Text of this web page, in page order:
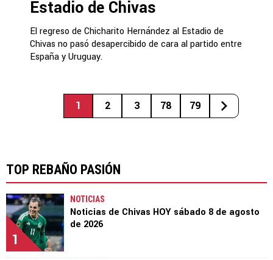
Estadio de Chivas
El regreso de Chicharito Hernández al Estadio de
Chivas no pasó desapercibido de cara al partido entre
España y Uruguay.
1 2 3 78 79
TOP REBAÑO PASIÓN
1
NOTICIAS
Noticias de Chivas HOY sábado 8 de agosto
de 2026